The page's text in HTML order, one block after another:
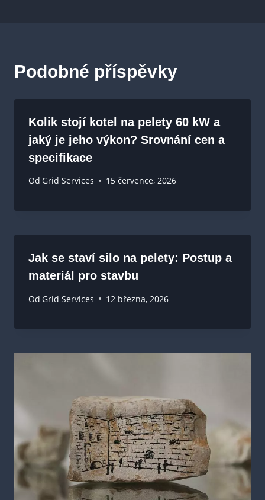
Podobné příspěvky
Kolik stojí kotel na pelety 60 kW a
jaký je jeho výkon? Srovnání cen a
specifikace
Od Grid Services 15 července, 2026
Jak se staví silo na pelety: Postup a
materiál pro stavbu
Od Grid Services 12 března, 2026